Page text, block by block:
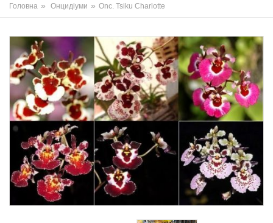
Головна » Онцидіуми » Onc. Tsiku Charlotte